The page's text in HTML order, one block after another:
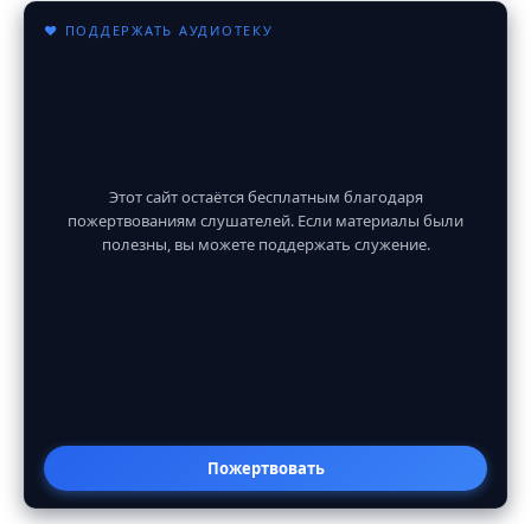
♥ ПОДДЕРЖАТЬ АУДИОТЕКУ
Этот сайт остаётся бесплатным благодаря
пожертвованиям слушателей. Если материалы были
полезны, вы можете поддержать служение.
Пожертвовать